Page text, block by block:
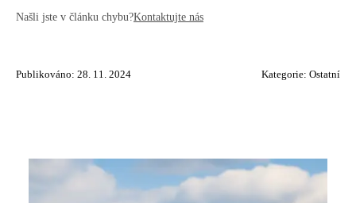
Našli jste v článku chybu?Kontaktujte nás
Publikováno: 28. 11. 2024 Kategorie: Ostatní